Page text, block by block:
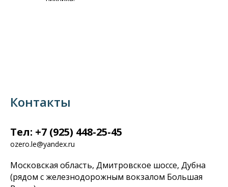
Контакты
Тел: +7 (925) 448-25-45
ozero.le@yandex.ru
Московская область, Дмитровское шоссе, Дубна
(рядом с железнодорожным вокзалом Большая